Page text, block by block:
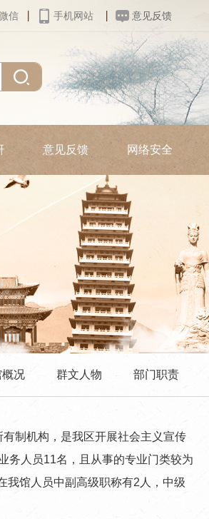
信  手机网站  意见反馈
意见反馈 网络安全
况 群文人物 部门职责
制机构，是我区开展社会主义宣传
务人员11名，且从事的专业门类较为
我馆人员中副高级职称有2人，中级